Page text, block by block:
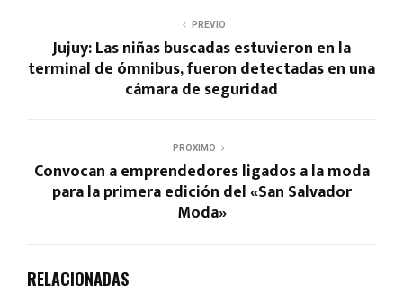
PREVIO
Jujuy: Las niñas buscadas estuvieron en la
terminal de ómnibus, fueron detectadas en una
cámara de seguridad
PROXIMO
Convocan a emprendedores ligados a la moda
para la primera edición del «San Salvador
Moda»
RELACIONADAS